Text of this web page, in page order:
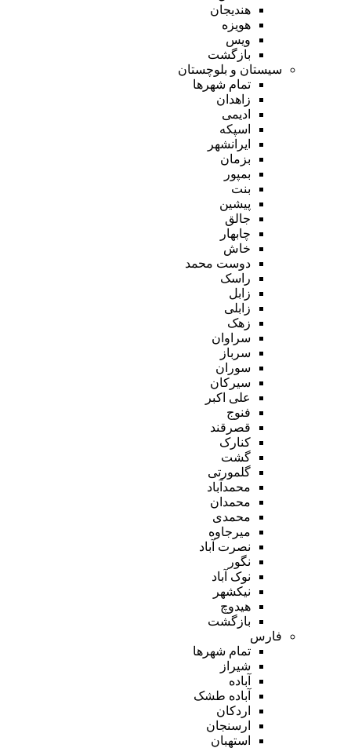
هندیجان
هویزه
ویس
بازگشت
سیستان و بلوچستان
تمام شهر‌ها
زاهدان
ادیمی
اسپکه
ایرانشهر
بزمان
بمپور
بنت
پیشین
جالق
چابهار
خاش
دوست محمد
راسک
زابل
زابلی
زهک
سراوان
سرباز
سوران
سیرکان
علی اکبر
فنوج
قصرقند
کنارک
گشت
گلمورتی
محمدآباد
محمدان
محمدی
میرجاوه
نصرت آباد
نگور
نوک آباد
نیکشهر
هیدوچ
بازگشت
فارس
تمام شهر‌ها
شیراز
آباده
آباده طشک
اردکان
ارسنجان
استهبان